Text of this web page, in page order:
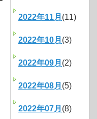
2022年11月 (11)
2022年10月 (3)
2022年09月 (2)
2022年08月 (5)
2022年07月 (8)